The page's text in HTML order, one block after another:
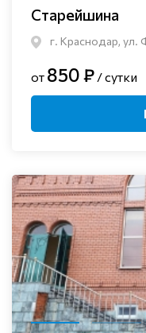
Старейшина
г. Краснодар, ул.
от 850 ₽ / сутки